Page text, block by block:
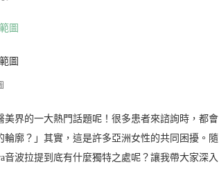
界的一大熱門話題呢！很多患者來諮詢時，都會
廓？」其實，這是許多亞洲女性的共同困擾。隨
波拉提到底有什麼獨特之處呢？讓我帶大家深入